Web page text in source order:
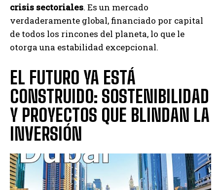
crisis sectoriales. Es un mercado
verdaderamente global, financiado por capital
de todos los rincones del planeta, lo que le
otorga una estabilidad excepcional.
EL FUTURO YA ESTÁ
CONSTRUIDO: SOSTENIBILIDAD
Y PROYECTOS QUE BLINDAN LA
INVERSIÓN